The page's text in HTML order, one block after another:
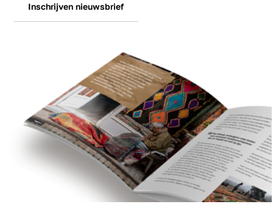
Inschrijven nieuwsbrief